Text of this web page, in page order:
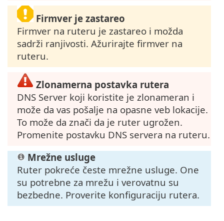
Firmver je zastareo
Firmver na ruteru je zastareo i možda
sadrži ranjivosti. Ažurirajte firmver na
ruteru.
Zlonamerna postavka rutera
DNS Server koji koristite je zlonameran i
može da vas pošalje na opasne veb lokacije.
To može da znači da je ruter ugrožen.
Promenite postavku DNS servera na ruteru.
Mrežne usluge
Ruter pokreće česte mrežne usluge. One
su potrebne za mrežu i verovatnu su
bezbedne. Proverite konfiguraciju rutera.